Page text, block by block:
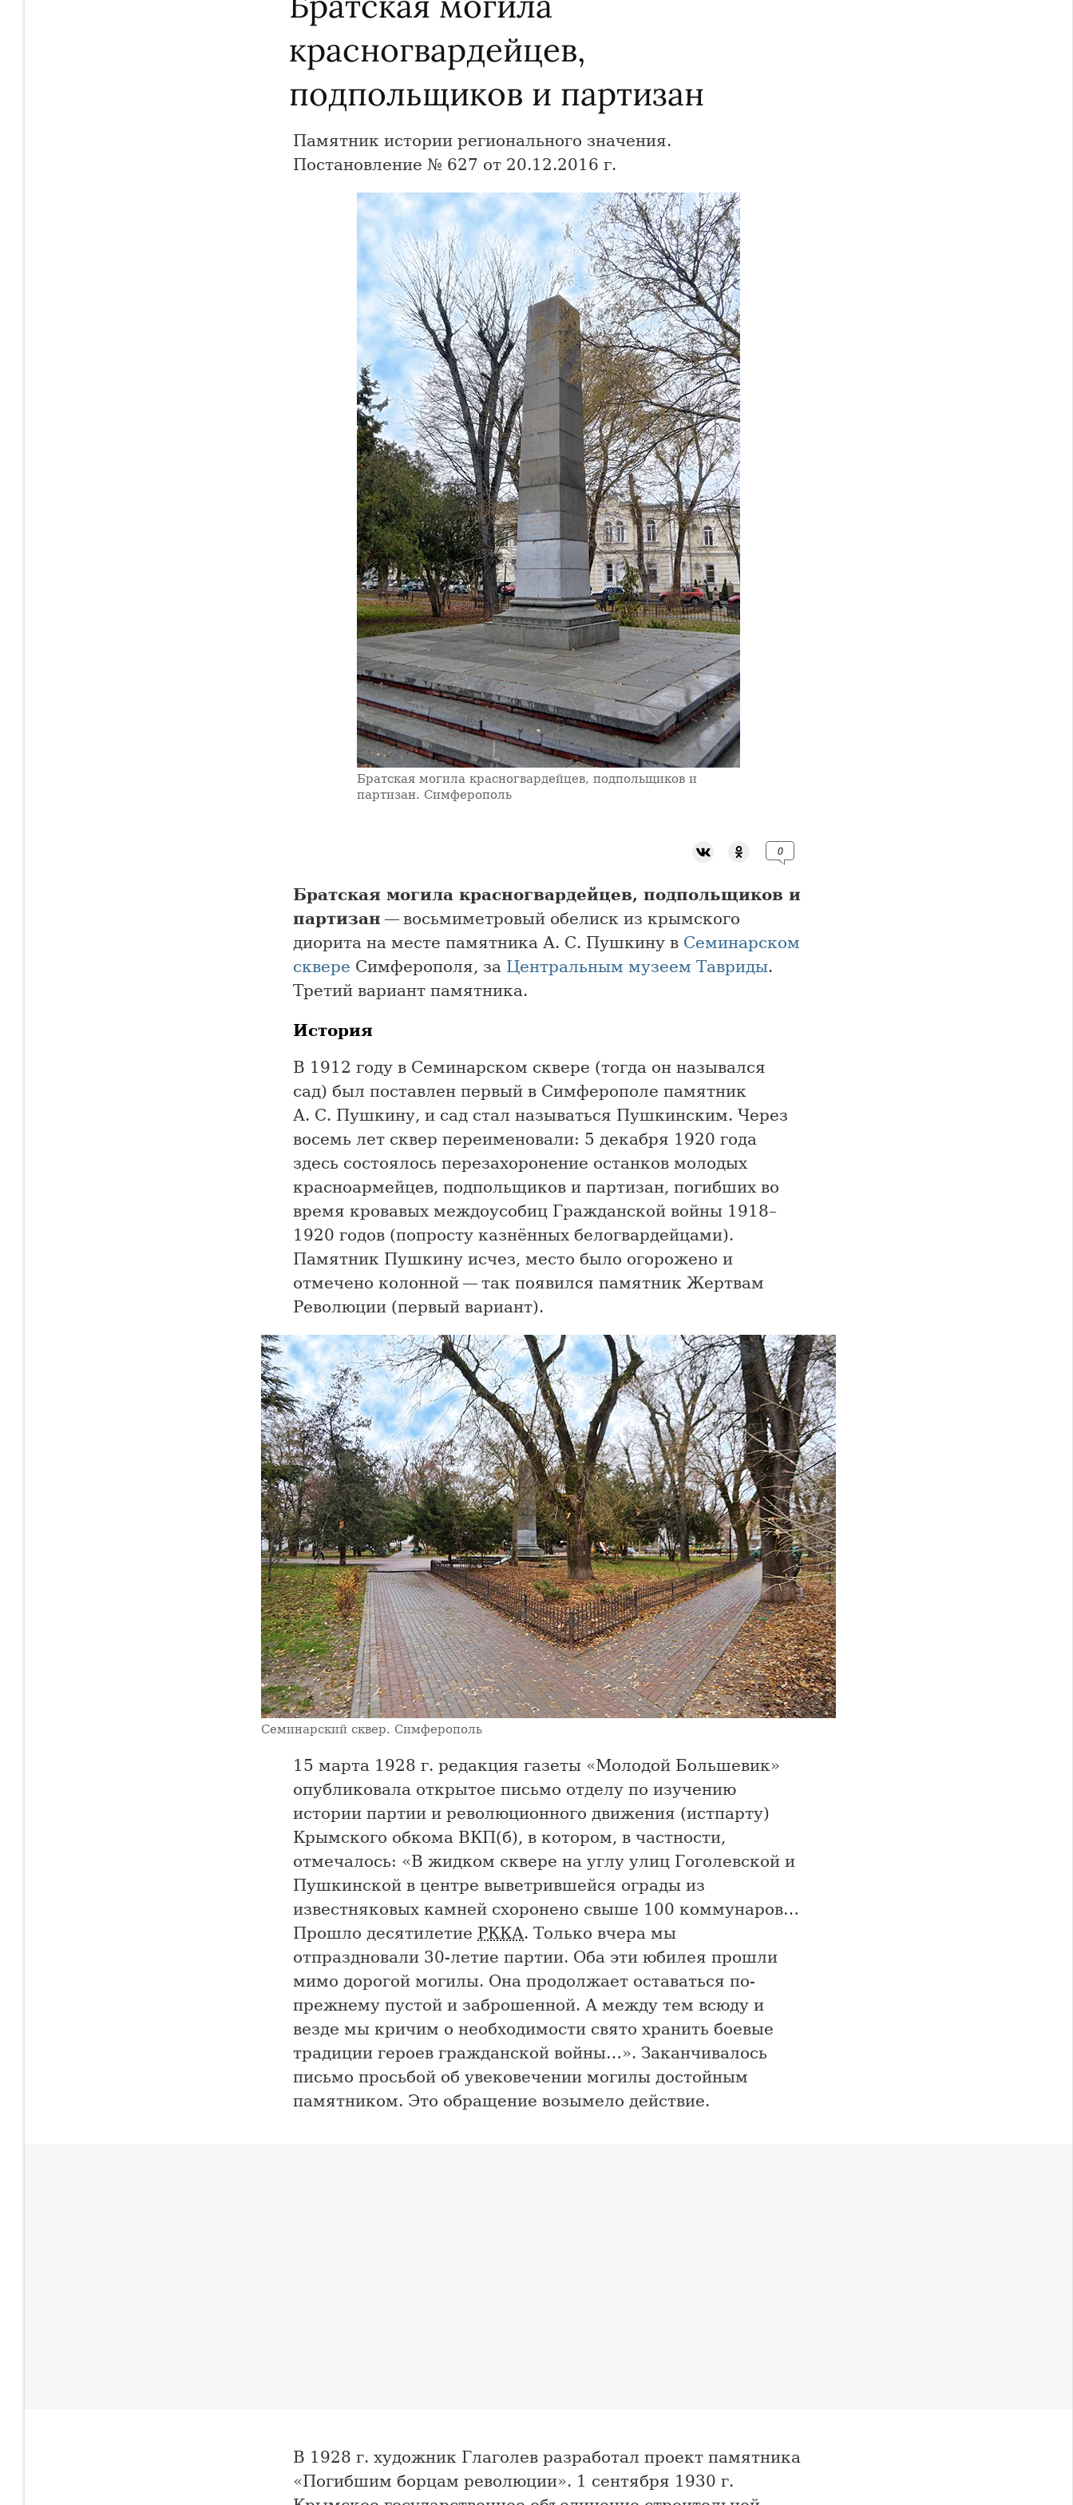
красногвардейцев,
подпольщиков и партизан
Памятник истории регионального значения.
Постановление № 627 от 20.12.2016 г.
Братская могила красногвардейцев, подпольщиков и
партизан. Симферополь
0
Братская могила красногвардейцев, подпольщиков и
партизан — восьмиметровый обелиск из крымского
диорита на месте памятника А. С. Пушкину в Семинарском
сквере Симферополя, за Центральным музеем Тавриды.
Третий вариант памятника.
История
В 1912 году в Семинарском сквере (тогда он назывался
сад) был поставлен первый в Симферополе памятник
А. С. Пушкину, и сад стал называться Пушкинским. Через
восемь лет сквер переименовали: 5 декабря 1920 года
здесь состоялось перезахоронение останков молодых
красноармейцев, подпольщиков и партизан, погибших во
время кровавых междоусобиц Гражданской войны 1918–
1920 годов (попросту казнённых белогвардейцами).
Памятник Пушкину исчез, место было огорожено и
отмечено колонной — так появился памятник Жертвам
Революции (первый вариант).
Семинарский сквер. Симферополь
15 марта 1928 г. редакция газеты «Молодой Большевик»
опубликовала открытое письмо отделу по изучению
истории партии и революционного движения (истпарту)
Крымского обкома ВКП(б), в котором, в частности,
отмечалось: «В жидком сквере на углу улиц Гоголевской и
Пушкинской в центре выветрившейся ограды из
известняковых камней схоронено свыше 100 коммунаров…
Прошло десятилетие РККА. Только вчера мы
отпраздновали 30-летие партии. Оба эти юбилея прошли
мимо дорогой могилы. Она продолжает оставаться по-
прежнему пустой и заброшенной. А между тем всюду и
везде мы кричим о необходимости свято хранить боевые
традиции героев гражданской войны…». Заканчивалось
письмо просьбой об увековечении могилы достойным
памятником. Это обращение возымело действие.
В 1928 г. художник Глаголев разработал проект памятника
«Погибшим борцам революции». 1 сентября 1930 г.